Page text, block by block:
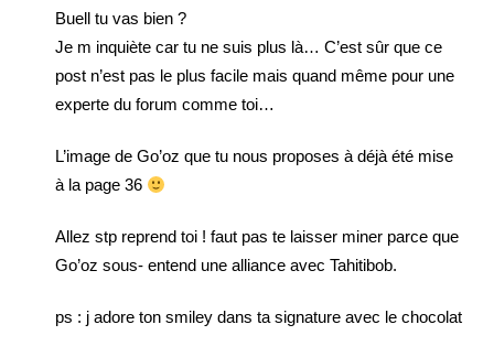
Buell tu vas bien ?
Je m inquiète car tu ne suis plus là… C’est sûr que ce
post n’est pas le plus facile mais quand même pour une
experte du forum comme toi…
L’image de Go’oz que tu nous proposes à déjà été mise
à la page 36
Allez stp reprend toi ! faut pas te laisser miner parce que
Go’oz sous- entend une alliance avec Tahitibob.
ps : j adore ton smiley dans ta signature avec le chocolat